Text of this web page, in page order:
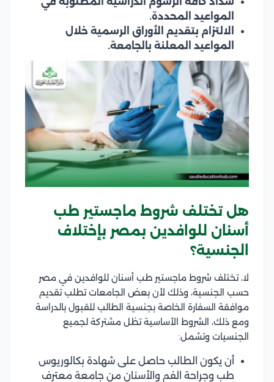
المواعيد المحددة.
الالتزام بتقديم الأوراق الرسمية خلال
المواعيد المعلنة بالجامعة.
هل تختلف شروط ماجستير طب
أسنان للوافدين بمصر بإختلاف
الجنسية؟
لا، تختلف شروط ماجستير طب أسنان للوافدين في مصر
حسب الجنسية، وذلك لأن بعض الجامعات تطلب تقديم
موافقة السفارة الخاصة بجنسية الطالب للقبول بالدراسة
ومع ذلك، الشروط الأساسية تظل مشتركة لجميع
الجنسيات وتشمل:
أن يكون الطالب حاصل على شهادة بكالوريوس
طب وجراحة الفم والأسنان من جامعة معترف